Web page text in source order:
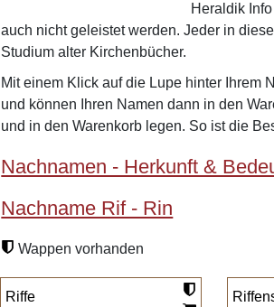
Heraldik
auch nicht geleistet werden. Jeder in
Studium alter Kirchenbücher.
Mit einem Klick auf die Lupe hinter Ihrem
und können Ihren Namen dann in den
und in den Warenkorb legen. So ist die
Nachnamen - Herkunft &
Nachname Rif - Rin
Wappen vorhanden
Riffe